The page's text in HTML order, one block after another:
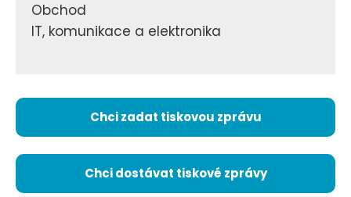
Obchod
IT, komunikace a elektronika
Chci zadat tiskovou zprávu
Chci dostávat tiskové zprávy